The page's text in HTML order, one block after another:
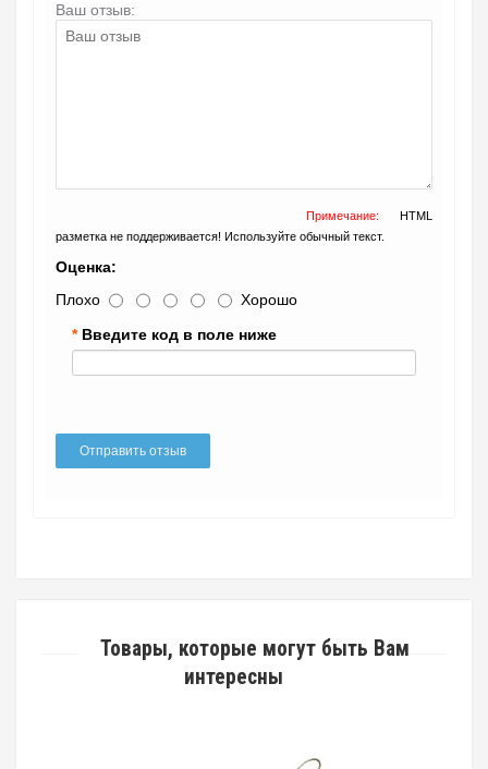
Ваш отзыв:
Примечание: HTML
разметка не поддерживается! Используйте обычный текст.
Оценка:
Плохо
Хорошо
Введите код в поле ниже
Отправить отзыв
Товары, которые могут быть Вам
интересны